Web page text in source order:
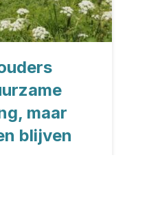
maar
blijven